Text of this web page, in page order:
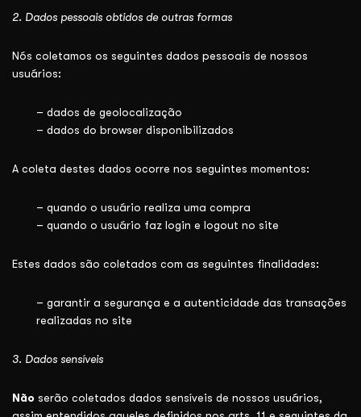
2. Dados pessoais obtidos de outras formas
Nós coletamos os seguintes dados pessoais de nossos
usuários:
– dados de geolocalização
– dados do browser disponibilizados
A coleta destes dados ocorre nos seguintes momentos:
– quando o usuário realiza uma compra
– quando o usuário faz login e logout no site
Estes dados são coletados com as seguintes finalidades:
– garantir a segurança e a autenticidade das transações
realizadas no site
3. Dados sensíveis
Não serão coletados dados sensíveis de nossos usuários,